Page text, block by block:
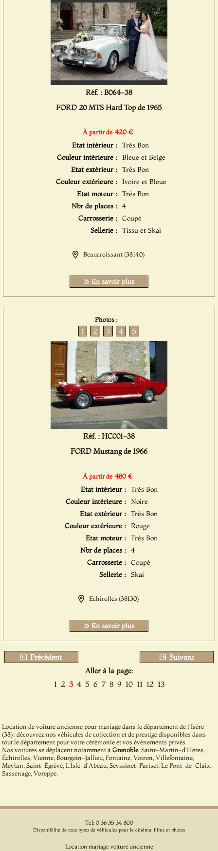
Réf. : B064-38
FORD 20 MTS Hard Top de 1965
À partir de 420 €
Etat intérieur : Très Bon
Couleur intérieure : Bleue et Beige
Etat extérieur : Très Bon
Couleur extérieure : Ivoire et Bleue
Etat moteur : Très Bon
Nbr de places : 4
Carrosserie : Coupé
Sellerie : Tissu et Skai
Beaucroissant (38140)
En savoir plus
Photos :
1 2 3 4 5
Réf. : HC001-38
FORD Mustang de 1966
À partir de 480 €
Etat intérieur : Très Bon
Couleur intérieure : Noire
Etat extérieur : Très Bon
Couleur extérieure : Rouge
Etat moteur : Très Bon
Nbr de places : 4
Carrosserie : Coupé
Sellerie : Skai
Echirolles (38130)
En savoir plus
Précédent
Suivant
Aller à la page:
1 2 3 4 5 6 7 8 9 10 11 12 13
Location de voiture ancienne pour mariage dans le département de l'Isère
(38): découvrez nos véhicules de collection et de prestige disponibles dans
tout le département pour votre cérémonie et vos événements privés.
Nos voitures se déplacent notamment àGrenoble, Saint-Martin-d'Hères,
Échirolles, Vienne, Bourgoin-Jallieu, Fontaine, Voiron, Villefontaine,
Meylan, Saint-Égrève, L'Isle-d'Abeau, Seyssinet-Pariset, Le Pont-de-Claix,
Sassenage, Voreppe.
Tél: 0 36 35 34 800
Disponibilité de tous types de véhicules pour le cinéma, films et photos
Location mariage voiture ancienne